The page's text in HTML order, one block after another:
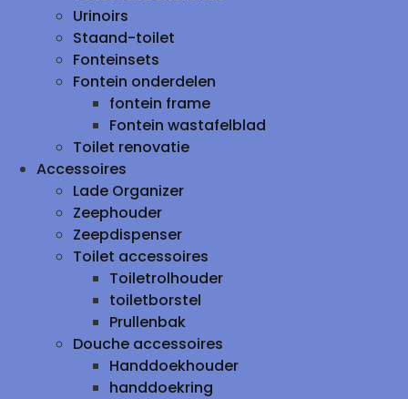
Urinoirs
Staand-toilet
Fonteinsets
Fontein onderdelen
fontein frame
Fontein wastafelblad
Toilet renovatie
Accessoires
Lade Organizer
Zeephouder
Zeepdispenser
Toilet accessoires
Toiletrolhouder
toiletborstel
Prullenbak
Douche accessoires
Handdoekhouder
handdoekring